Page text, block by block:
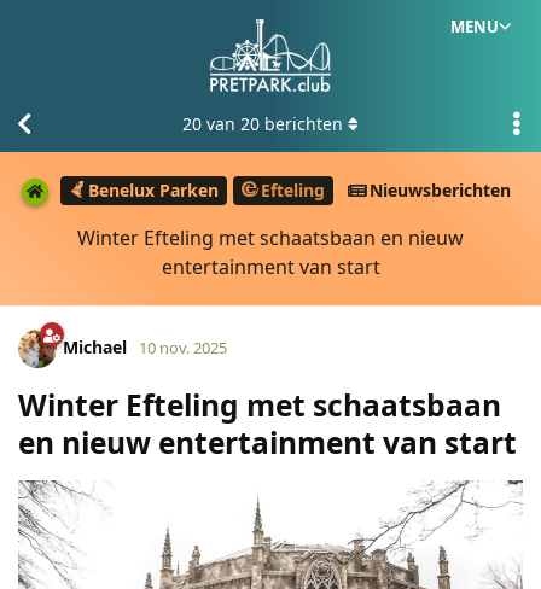
MENU
Benelux Parken Efteling Nieuwsberichten
Winter Efteling met schaatsbaan en nieuw
entertainment van start
20 van 20 berichten
Michael 10 nov. 2025
Winter Efteling met schaatsbaan
en nieuw entertainment van start